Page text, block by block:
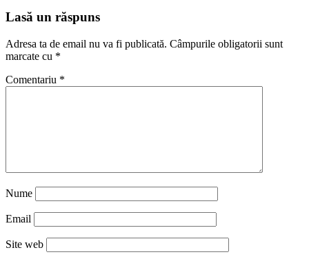
Lasă un răspuns
Adresa ta de email nu va fi publicată. Câmpurile obligatorii sunt
marcate cu *
Comentariu *
Nume
Email
Site web